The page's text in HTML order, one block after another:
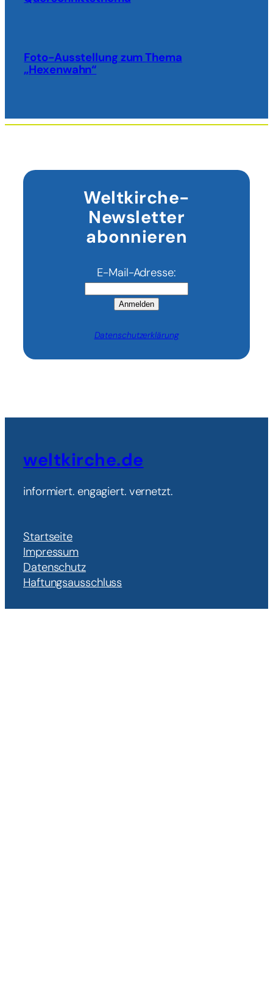
Foto-Ausstellung zum Thema
„Hexenwahn“
Weltkirche-
Newsletter
abonnieren
E-Mail-Adresse:
Anmelden
Datenschutzerklärung
weltkirche.de
informiert. engagiert. vernetzt.
Startseite
Impressum
Datenschutz
Haftungsausschluss